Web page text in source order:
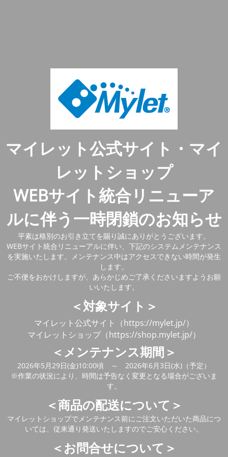
マイレット公式サイト・マイ
レットショップ
WEBサイト統合リニューア
ルに伴う一時閉鎖のお知らせ
平素は格別のお引き立てを賜り誠にありがとうございます。
WEBサイト統合リニューアルに伴い、下記のシステムメンテナンス
を実施いたします。メンテナンス中はアクセスできない時間が発生
します。
ご不便をおかけしますが、あらかじめご了承くださいますようお願
いいたします。
＜対象サイト＞
マイレット公式サイト（https://mylet.jp/）
マイレットショップ（https://shop.mylet.jp/）
＜メンテナンス期間＞
2026年5月29日(金)10:00頃 ～ 2026年6月3日(水)（予定）
※作業の状況により、時間は予告なく変更となる場合がございま
す。
＜商品の配送について＞
マイレットショップでメンテナンス前にご注文いただいた商品につ
いては、従来通り発送いたしますのでご安心ください。
＜お問合せについて＞